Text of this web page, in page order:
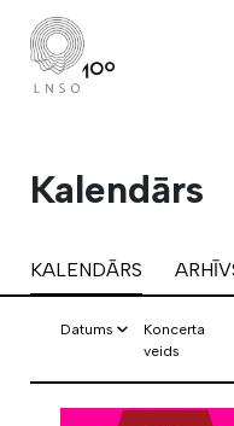
Kalendārs
KALENDĀRS
Datums
Koncerta
veids